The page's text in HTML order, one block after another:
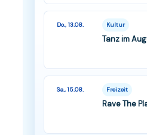
Do., 13.08. Kultur
Tanz im
Sa., 15.08. Freizeit
Rave The